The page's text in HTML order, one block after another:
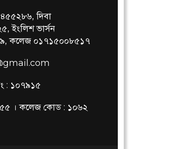
দিবা
ইংলিশ ভার্সন
কলেজ ০১৭১৫০০৮৫১৭
: ১০৭৯১৫
। কলেজ কোড : ১০৬২